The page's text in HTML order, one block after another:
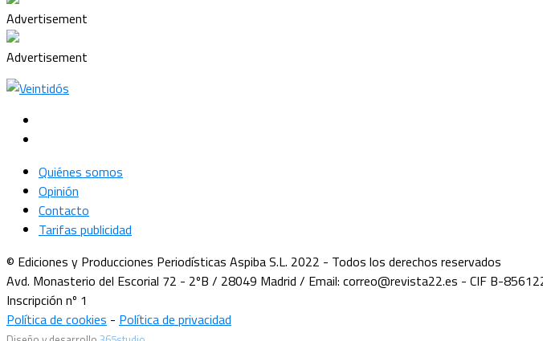
Advertisement
Advertisement
Quiénes somos
Opinión
Contacto
Tarifas publicidad
© Ediciones y Producciones Periodísticas Aspiba S.L. 2022 - Todos los derechos reservados
Avd. Monasterio del Escorial 72 - 2ºB / 28049 Madrid / Email: correo@revista22.es - CIF B-
Inscripción nº 1
Política de cookies - Política de privacidad